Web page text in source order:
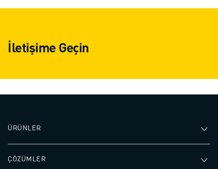
İletişime Geçin
ÜRÜNLER
ÇÖZÜMLER